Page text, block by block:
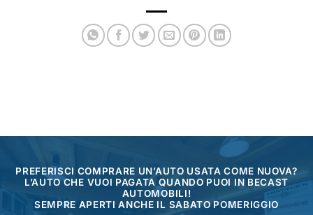
PREFERISCI COMPRARE UN’AUTO USATA COME NUOVA?
L’AUTO CHE VUOI PAGATA QUANDO PUOI IN BECAST
AUTOMOBILI!
SEMPRE APERTI ANCHE IL SABATO POMERIGGIO